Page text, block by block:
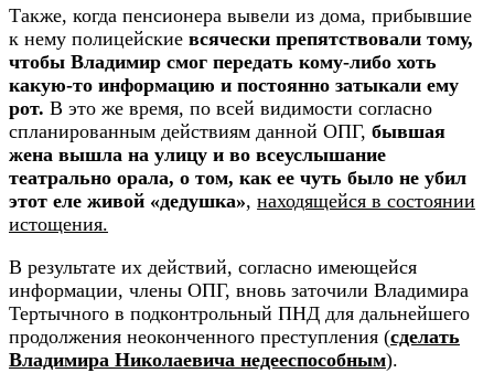
Также, когда пенсионера вывели из дома, прибывшие
к нему полицейские всячески препятствовали тому,
чтобы Владимир смог передать кому-либо хоть
какую-то информацию и постоянно затыкали ему
рот. В это же время, по всей видимости согласно
спланированным действиям данной ОПГ, бывшая
жена вышла на улицу и во всеуслышание
театрально орала, о том, как ее чуть было не убил
этот еле живой «дедушка», находящейся в состоянии
истощения.
В результате их действий, согласно имеющейся
информации, члены ОПГ, вновь заточили Владимира
Тертычного в подконтрольный ПНД для дальнейшего
продолжения неоконченного преступления (сделать
Владимира Николаевича недееспособным).